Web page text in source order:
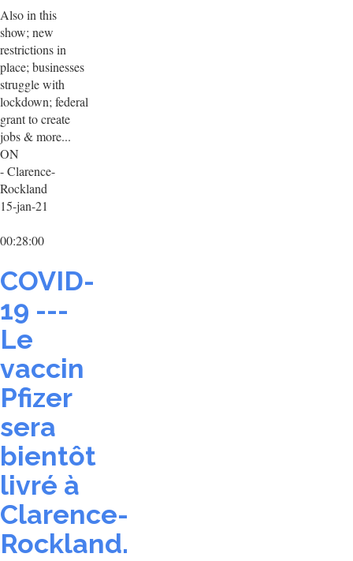
Also in this
show; new
restrictions in
place; businesses
struggle with
lockdown; federal
grant to create
jobs & more...
ON
- Clarence-
Rockland
15-jan-21
00:28:00
COVID-
19 ---
Le
vaccin
Pfizer
sera
bientôt
livré à
Clarence-
Rockland.